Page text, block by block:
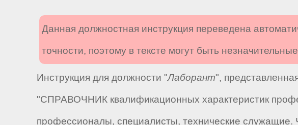
Данная должностная инструкция переведена
точности, поэтому в тексте могут быть
Инструкция для должности "Лаборант",
"СПРАВОЧНИК квалификационных характеристик
профессионалы, специалисты, технические служащие.